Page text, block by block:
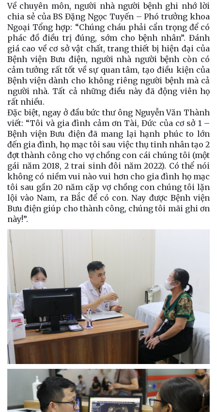
Về chuyên môn, người nhà người bệnh ghi nhớ lời
chia sẻ của BS Đặng Ngọc Tuyến – Phó trưởng khoa
Ngoại Tổng hợp: “Chúng cháu phải cẩn trọng để có
phác đồ điều trị đúng, sớm cho bệnh nhân”. Đánh
giá cao về cơ sở vật chất, trang thiết bị hiện đại của
Bệnh viện Bưu điện, người nhà người bệnh còn có
cảm tưởng rất tốt về sự quan tâm, tạo điều kiện của
Bệnh viện dành cho không riêng người bệnh mà cả
người nhà. Tất cả những điều này đã động viên họ
rất nhiều.
Đặc biệt, ngay ở đầu bức thư ông Nguyễn Văn Thành
viết: “Tôi và gia đình cảm ơn Tài, Đức của cơ sở 1 –
Bệnh viện Bưu điện đã mang lại hạnh phúc to lớn
đến gia đình, họ mạc tôi sau việc thụ tinh nhân tạo 2
đợt thành công cho vợ chồng con cái chúng tôi (một
gái năm 2018, 2 trai sinh đôi năm 2022). Có thể nói
không có niềm vui nào vui hơn cho gia đình họ mạc
tôi sau gần 20 năm cặp vợ chồng con chúng tôi lặn
lội vào Nam, ra Bắc để có con. Nay được Bệnh viện
Bưu điện giúp cho thành công, chúng tôi mãi ghi ơn
này!”.